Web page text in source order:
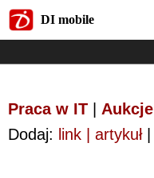
DI mobile
Praca w IT Aukcje
Dodaj: link | artykuł|
DI mobile